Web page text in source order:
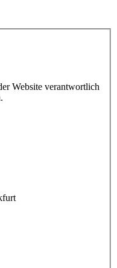
Website verantwortlich